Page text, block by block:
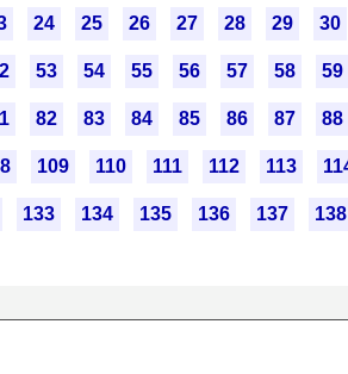
24 25 26 27 28 29 30
53 54 55 56 57 58 59
82 83 84 85 86 87 88
109 110 111 112 113
133 134 135 136 137 138